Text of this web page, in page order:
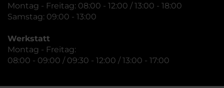
Montag - Freitag: 08:00 - 12:00 / 13:00 - 18:00
Samstag: 09:00 - 13:00
Werkstatt
Montag - Freitag:
08:00 - 09:00 / 09:30 - 12:00 / 13:00 - 17:00